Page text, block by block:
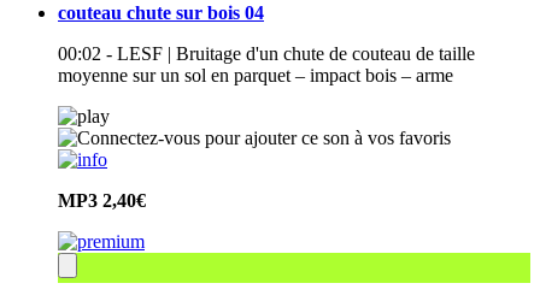
couteau chute sur bois 04
00:02 - LESF | Bruitage d'un chute de couteau de taille
moyenne sur un sol en parquet – impact bois – arme
MP3 2,40€